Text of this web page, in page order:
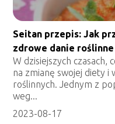
Seitan przepis: Jak
zdrowe danie roślinne
W dzisiejszych czasach,
na zmianę swojej diety i
roślinnych. Jednym z
weg...
2023-08-17